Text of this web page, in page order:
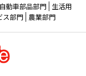
自動車部品部門 生活用
ス部門 農業部門